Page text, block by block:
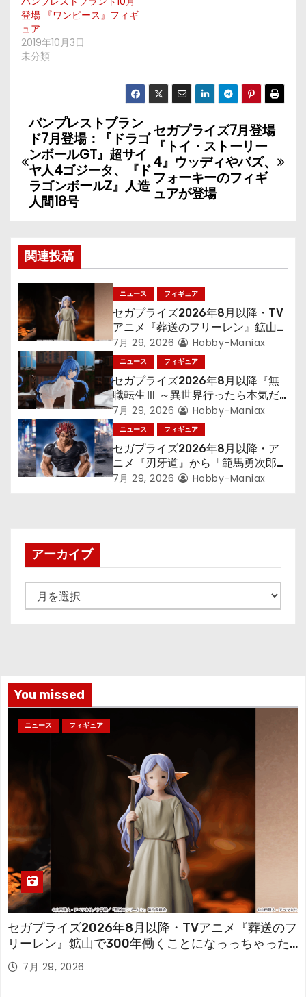
登場 『ワンピース』フィギ
ュア
2019年10月3日
未分類
投
稿
ナ
ビ
ゲ
ー
シ
ョ
ン
セガプライズ7月登場
『トイ・ストーリー
4』ウッディやバズ、
フォーキーのフィギ
ュアが登場
バンプレストブラン
ド7月登場：『ドラゴ
ンボールGT』超サイ
ヤ人4ゴジータ、『ド
ラゴンボールZ』人造
人間18号
関連投稿
ニュース フィギュア
セガプライズ2026年8月以降・TV
アニメ『葬送のフリーレン』鉱山で
300年働くことになっっちゃった
「フリーレン」を立体化！
7月 29, 2026 Hobby-Maniax
ニュース フィギュア
セガプライズ2026年8月以降『無
職転生Ⅲ ～異世界行ったら本気だ
す～』から「ロキシー」のフィギュ
アが登場！
7月 29, 2026 Hobby-Maniax
ニュース フィギュア
セガプライズ2026年8月以降・ア
ニメ『刃牙道』から「範馬勇次郎」
が登場ッッ!!
7月 29, 2026 Hobby-Maniax
アーカイブ
ー
You missed
ニュース フィギュア
セガプライズ2026年8月以降・TVアニメ『葬送のフ
リーレン』鉱山で300年働くことになっっちゃった
「フリーレン」を立体化！
7月 29, 2026